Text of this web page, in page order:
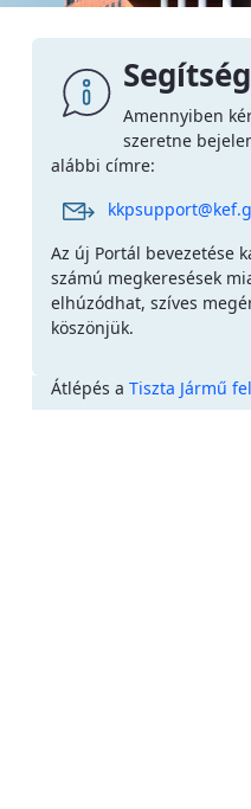
Amennyiben
szeretne
alábbi címre:
Az új Portál bevezetése
számú megkeresések
elhúzódhat, szíves
köszönjük.
Átlépés a Tiszta Jármű